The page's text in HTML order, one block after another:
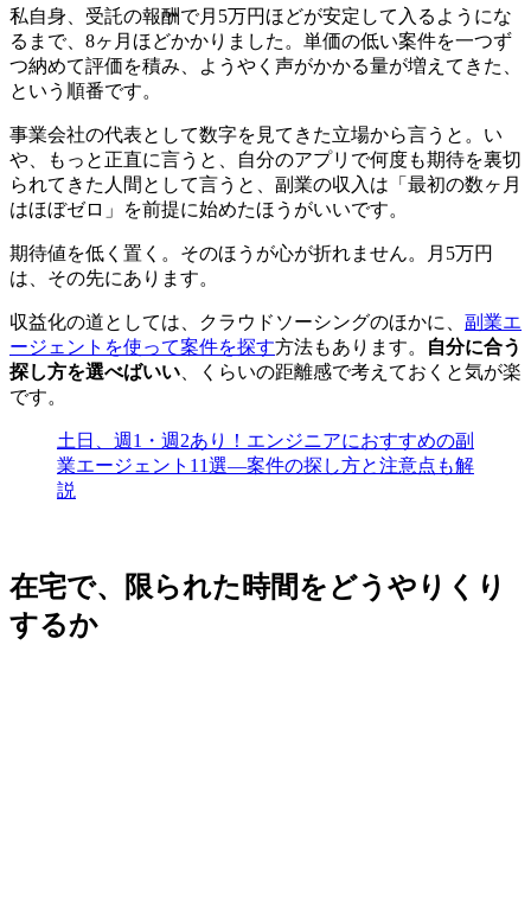
私自身、受託の報酬で月5万円ほどが安定して入るようにな
るまで、8ヶ月ほどかかりました。 単価の低い案件を一つず
つ納めて評価を積み、ようやく声がかかる量が増えてきた 、
という順番です。
事業会社の代表として数字を見てきた立場から言うと。い
や、もっと正直に言うと、自分のアプリで何度も期待を裏切
られてきた人間として言うと、副業の収入は「最初の数ヶ月
はほぼゼロ」を前提に始めたほうがいいです。
期待値を低く置く。そのほうが心が折れません。月5万円
は、その先にあります。
収益化の道としては、クラウドソーシングのほかに、 副業エ
ージェントを使って案件を探す方法もあります。
自分に合う
探し方を選べばいい、くらいの距離感で考えておくと気が楽
です。
土日、週1・週2あり！エンジニアにおすすめの副
業エージェント11選―案件の探し方と注意点も解
説
在宅で、限られた時間をどうやりくり
するか